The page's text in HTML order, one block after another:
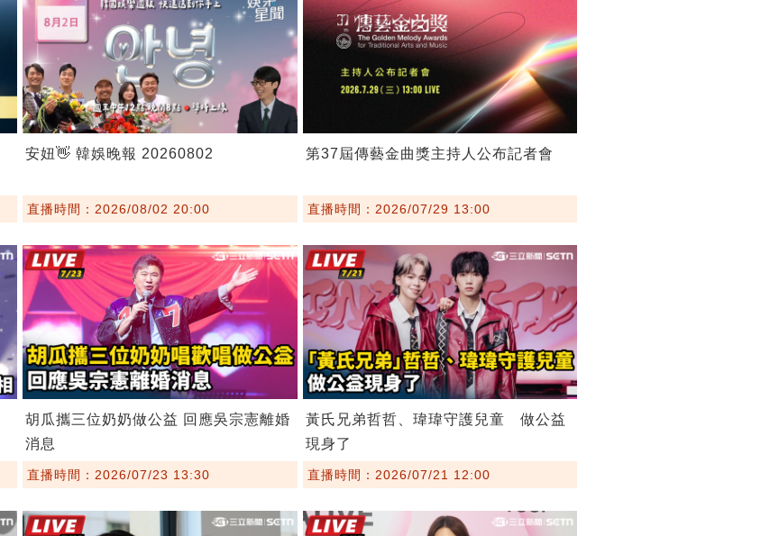
安妞👋 韓娛晚報 20260802
直播時間：2026/08/02 20:00
第37屆傳藝金曲獎主持人公布記者會
直播時間：2026/07/29 13:00
胡瓜攜三位奶奶做公益 回應吳宗憲離婚
消息
直播時間：2026/07/23 13:30
黃氏兄弟哲哲、瑋瑋守護兒童 做公益
現身了
直播時間：2026/07/21 12:00